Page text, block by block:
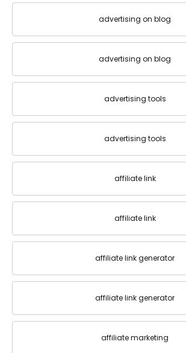
advertising on blog
advertising on blog
advertising tools
advertising tools
affiliate link
affiliate link
affiliate link generator
affiliate link generator
affiliate marketing